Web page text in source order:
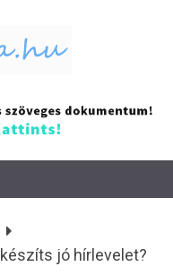
jó hírlevelet?